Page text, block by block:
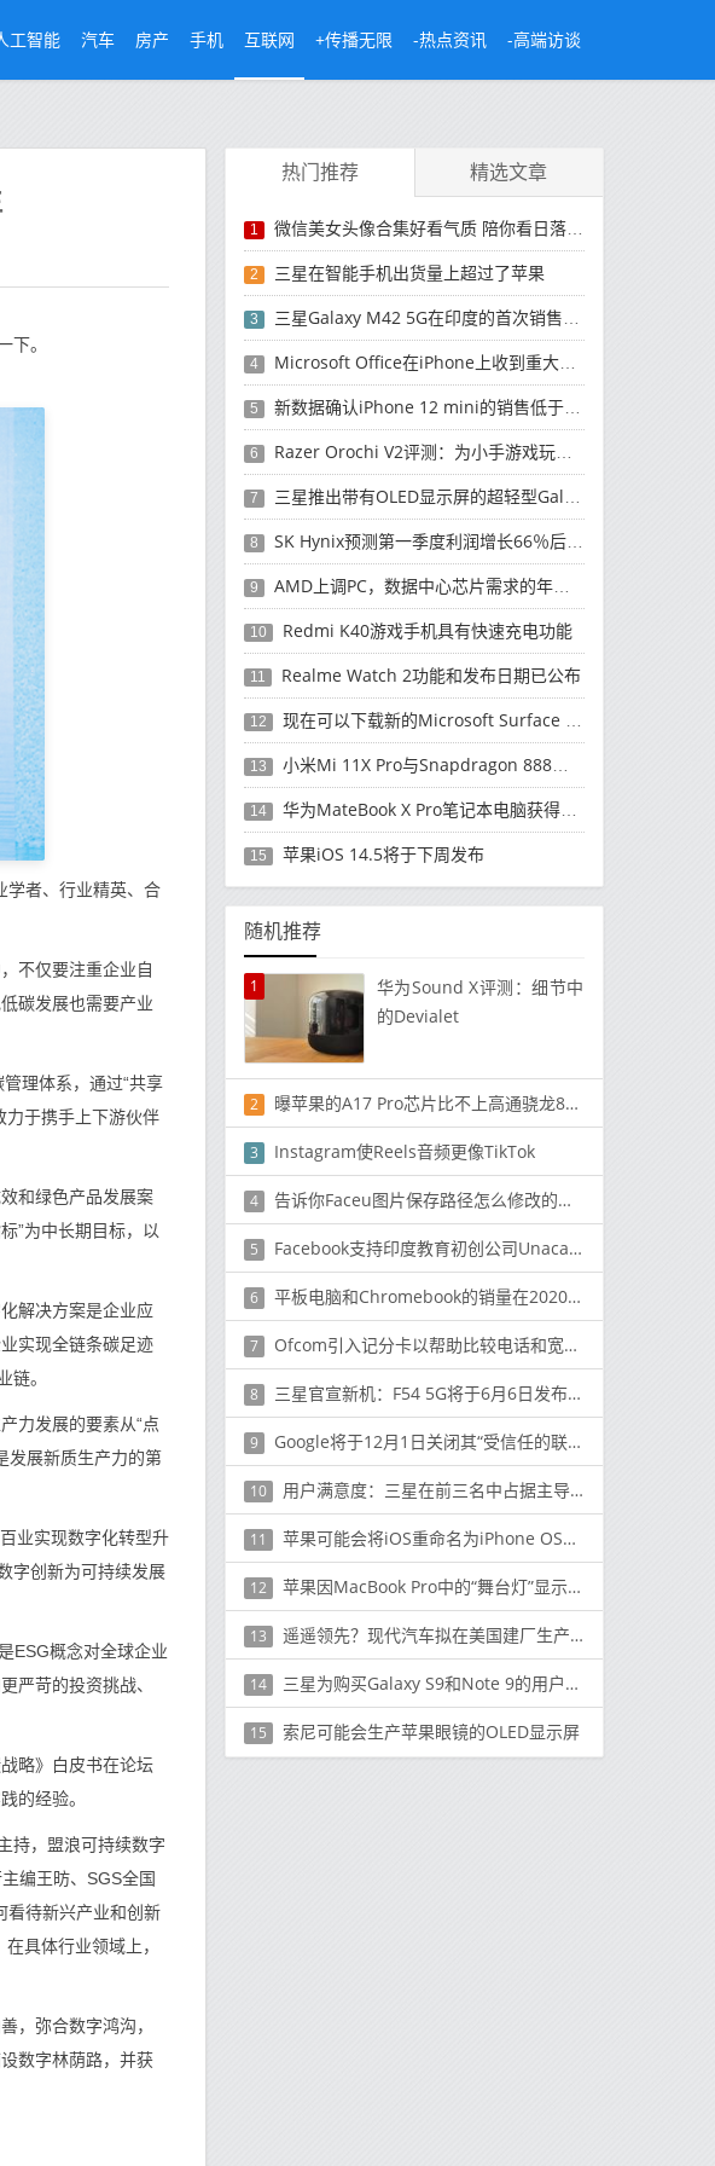
工智能 汽车 房产 手机 互联网 +传播无限 -热点资讯 -高端访谈
下。
者、行业精英、合
不仅要注重企业自
碳发展也需要产业
理体系，通过“共享
力于携手上下游伙伴
和绿色产品发展案
”为中长期目标，以
解决方案是企业应
实现全链条碳足迹
链。
力发展的要素从“点
发展新质生产力的第
业实现数字化转型升
字创新为可持续发展
ESG概念对全球企业
严苛的投资挑战、
略》白皮书在论坛
的经验。
持，盟浪可持续数字
编王昉、SGS全国
看待新兴产业和创新
具体行业领域上，
，弥合数字鸿沟，
数字林荫路，并获
热门推荐 精选文章
1 微信美女头像合集好看气质 陪你看日落的人比日落更浪漫
2 三星在智能手机出货量上超过了苹果
3 三星Galaxy M42 5G在印度的首次销售将于今晚开始
4 Microsoft Office在iPhone上收到重大更新
5 新数据确认iPhone 12 mini的销售低于预期
6 Razer Orochi V2评测：为小手游戏玩家设计的鼠标
7 三星推出带有OLED显示屏的超轻型Galaxy Book Pro和Galaxy Book Pro 360笔记本电脑
8 SK Hynix预测第一季度利润增长66％后，对芯片的需求将增强
9 AMD上调PC，数据中心芯片需求的年度收入预测
10 Redmi K40游戏手机具有快速充电功能
11 Realme Watch 2功能和发布日期已公布
12 现在可以下载新的Microsoft Surface Duo更新
13 小米Mi 11X Pro与Snapdragon 888处理器一起发布
14 华为MateBook X Pro笔记本电脑获得全新升级
15 苹果iOS 14.5将于下周发布
随机推荐
1
华为Sound X评测：细节中
的Devial​​et
2 曝苹果的A17 Pro芯片比不上高通骁龙8G3 博主：难蚌
3 Instagram使Reels音频更像TikTok
4 告诉你Faceu图片保存路径怎么修改的方法
5 Facebook支持印度教育初创公司Unacademy
6 平板电脑和Chromebook的销量在2020年底飙升，联想领跑
7 Ofcom引入记分卡以帮助比较电话和宽带公司
8 三星官宣新机：F54 5G将于6月6日发布 外观图放出
9 Google将于12月1日关闭其“受信任的联系人”应用
10 用户满意度：三星在前三名中占据主导地位，但苹果在总排名中名列第三
11 苹果可能会将iOS重命名为iPhone OS，将iPhone重命名为Apple Phone
12 苹果因MacBook Pro中的“舞台灯”显示问题而被起诉
13 遥遥领先？现代汽车拟在美国建厂生产飞行电动出租车
14 三星为购买Galaxy S9和Note 9的用户提供高达200欧元的报销
15 索尼可能会生产苹果眼镜的OLED显示屏